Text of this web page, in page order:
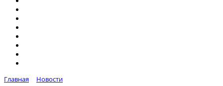
Главная
Новости